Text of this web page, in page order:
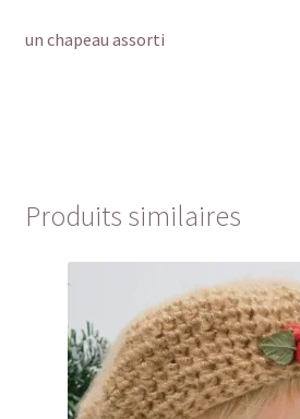
un chapeau assorti
Produits similaires